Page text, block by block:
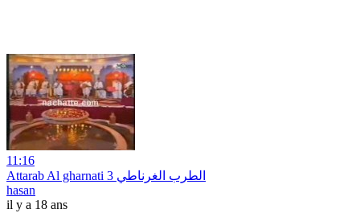
11:16
Attarab Al gharnati 3 الطرب الغرناطي
hasan
il y a 18 ans